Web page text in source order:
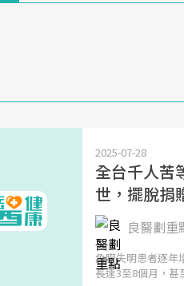
2025-07-28
全台千人苦
世，擺脫捐
良醫劃重
角膜失明患者逐年
長達3至8個月，甚